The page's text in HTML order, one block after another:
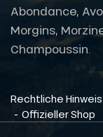
Abondance,
Morgins,
Champoussin.
Rechtliche
- Offizieller Shop